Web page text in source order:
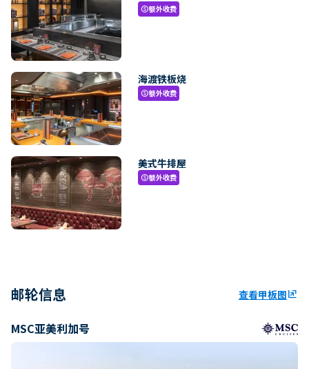
paid额外收费
海渡铁板烧
paid额外收费
美式牛排屋
paid额外收费
邮轮信息 查看甲板图ungroup
MSC亚美利加号